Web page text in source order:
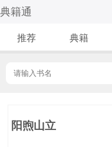
典籍通
推荐 典籍
阳煦山立